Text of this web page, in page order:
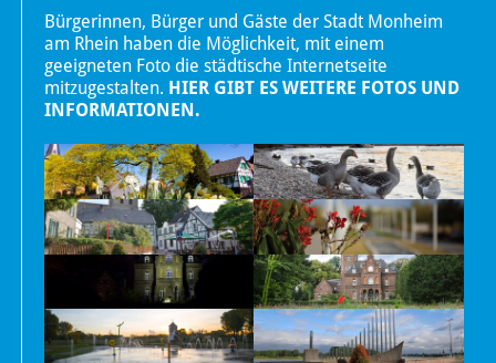
Bürgerinnen, Bürger und Gäste der Stadt Monheim
am Rhein haben die Möglichkeit, mit einem
geeigneten Foto die städtische Internetseite
mitzugestalten. HIER GIBT ES WEITERE FOTOS UND
INFORMATIONEN.